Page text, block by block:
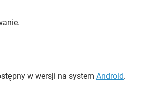
w wersji na system Android.